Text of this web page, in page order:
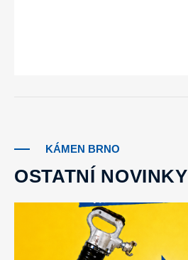
KÁMEN BRNO
OSTATNÍ NOVINKY